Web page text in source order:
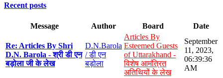
Recent posts
Message Author Board Date
Re: Articles By Shri
D.N. Barola - श्री डी एन
बड़ोला जी के लेख
D.N.Barola
/ डी एन
बड़ोला
Articles By
Esteemed Guests
of Uttarakhand -
विशेष आमंत्रित
अतिथियों के लेख
September
11, 2023,
06:39:36
AM